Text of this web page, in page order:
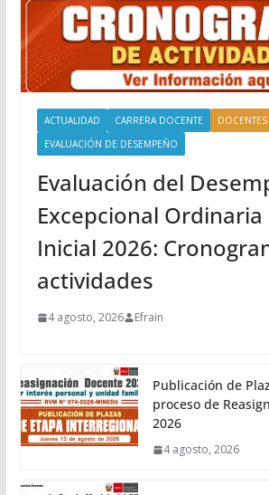
ACTUALIDAD CARRERA DOCENTE
DOCENTES
EVALUACIÓN DE DESEMPEÑO
Evaluación del
Excepcional Ordinaria
Inicial 2026:
actividades
4 agosto, 2026 Efrain
Publicación de
proceso de
2026
4 agosto, 2026